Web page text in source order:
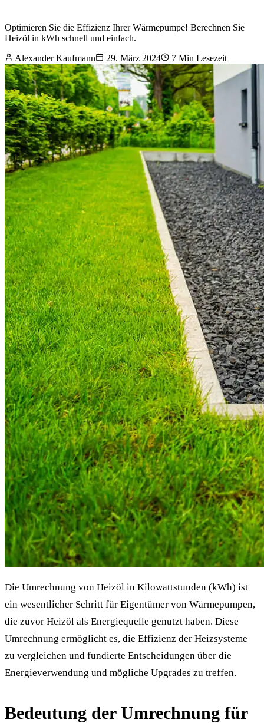
Optimieren Sie die Effizienz Ihrer Wärmepumpe! Berechnen Sie
Heizöl in kWh schnell und einfach.
Alexander Kaufmann
29. März 2024 7 Min Lesezeit
Die Umrechnung von Heizöl in Kilowattstunden (kWh) ist
ein wesentlicher Schritt für Eigentümer von Wärmepumpen,
die zuvor Heizöl als Energiequelle genutzt haben. Diese
Umrechnung ermöglicht es, die Effizienz der Heizsysteme
zu vergleichen und fundierte Entscheidungen über die
Energieverwendung und mögliche Upgrades zu treffen.
Bedeutung der Umrechnung für